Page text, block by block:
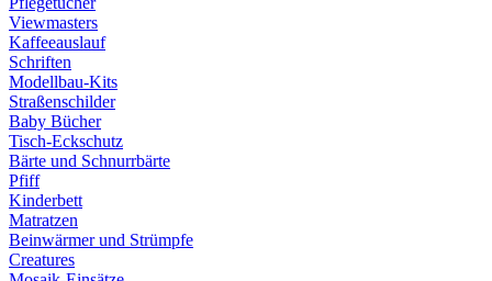
Viewmasters
Kaffeeauslauf
Schriften
Modellbau-Kits
Straßenschilder
Baby Bücher
Tisch-Eckschutz
Bärte und Schnurrbärte
Pfiff
Kinderbett
Matratzen
Beinwärmer und Strümpfe
Creatures